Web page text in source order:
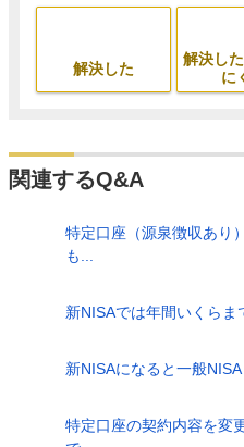
解決した
解決し
に
関連するQ&A
特定口座（源泉徴収あり
も...
新NISAでは年間いくらま
新NISAになると一般
特定口座の契約内容を変